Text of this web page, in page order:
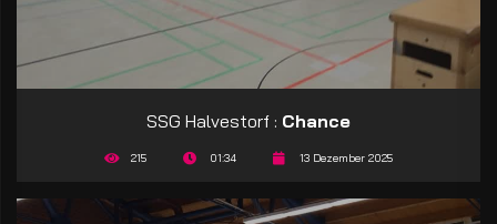
SSG Halvestorf : Chance
215 01:34 13 Dezember 2025